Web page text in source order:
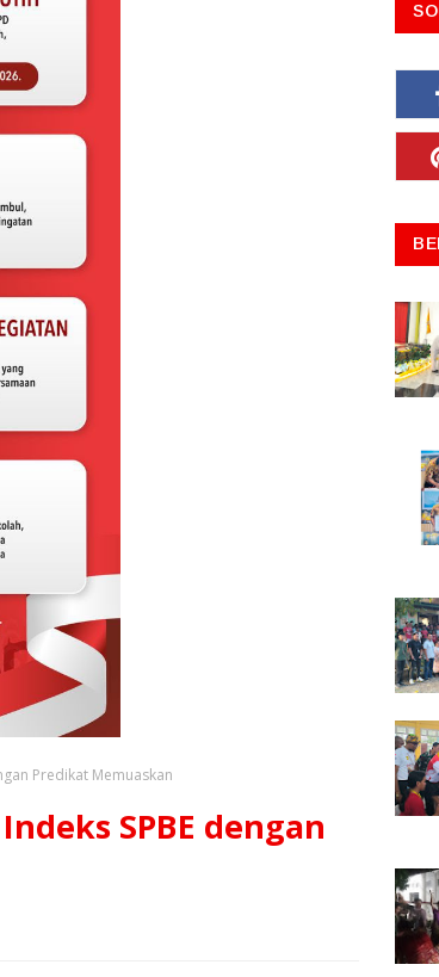
Predikat Memuaskan
SPBE dengan